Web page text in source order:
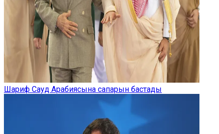
Шариф Сауд Арабиясына сапарын бастады